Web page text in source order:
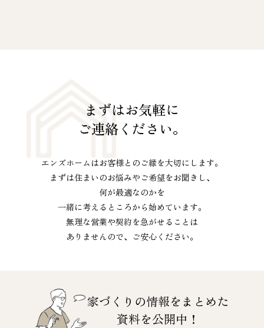
まずはお気軽に
ご連絡ください。
エンズホームはお客様とのご縁を大切にします。
まずは住まいのお悩みやご希望をお聞きし、
何が最適なのかを
一緒に考えるところから始めています。
無理な営業や契約を急がせることは
ありませんので、ご安心ください。
家づくりの情報をまとめた
資料を公開中！